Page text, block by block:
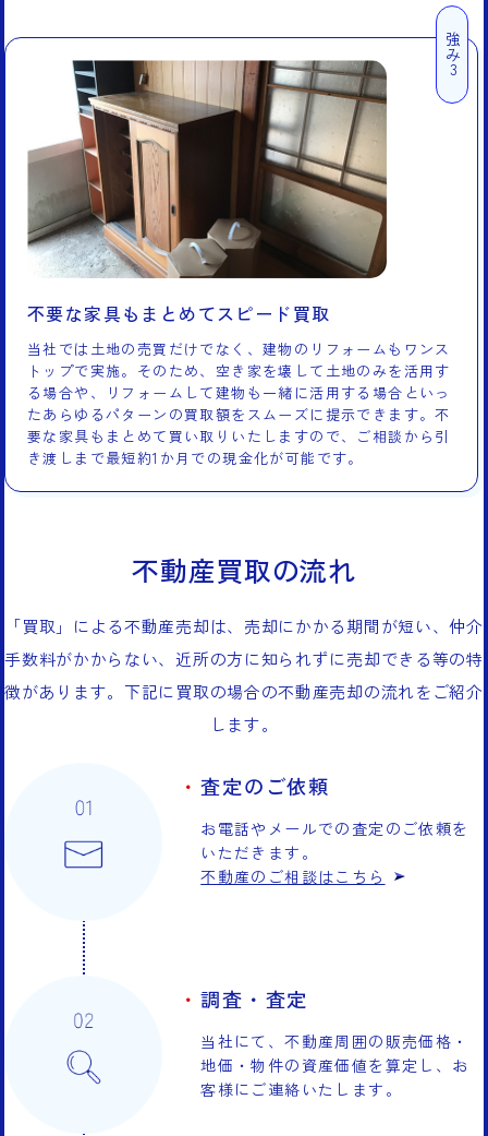
強み3
不要な家具もまとめてスピード買取
当社では土地の売買だけでなく、建物のリフォームもワンス
トップで実施。そのため、空き家を壊して土地のみを活用す
る場合や、リフォームして建物も一緒に活用する場合といっ
たあらゆるパターンの買取額をスムーズに提示できます。不
要な家具もまとめて買い取りいたしますので、ご相談から引
き渡しまで最短約1か月での現金化が可能です。
不動産買取の流れ
「買取」による不動産売却は、売却にかかる期間が短い、仲介
手数料がかからない、近所の方に知られずに売却できる等の特
徴があります。下記に買取の場合の不動産売却の流れをご紹介
します。
査定のご依頼
お電話やメールでの査定のご依頼を
いただきます。
不動産のご相談はこちら
調査・査定
当社にて、不動産周囲の販売価格・
地価・物件の資産価値を算定し、お
客様にご連絡いたします。